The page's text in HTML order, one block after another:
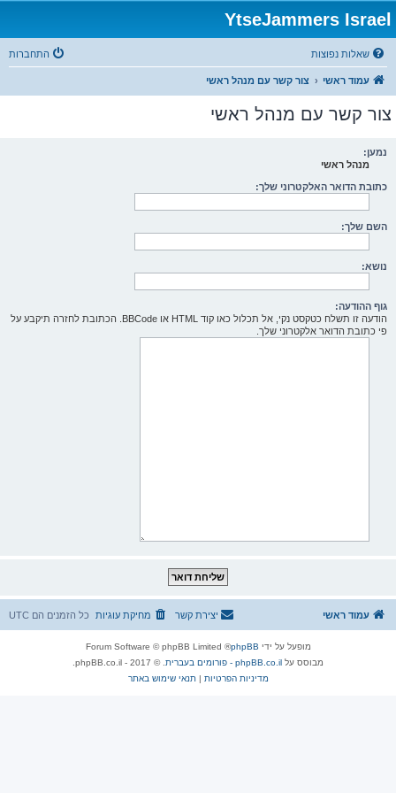
YtseJammers Israel
שאלות נפוצות התחברות
עמוד ראשי צור קשר עם מנהל ראשי
צור קשר עם מנהל ראשי
נמען:
מנהל ראשי
כתובת הדואר האלקטרוני שלך:
השם שלך:
נושא:
גוף ההודעה:
הודעה זו תשלח כטקסט נקי, אל תכלול כאו קוד HTML או BBCode. הכתובת לחזרה תיקבע על
פי כתובת הדואר אלקטרוני שלך.
עמוד ראשי כל הזמנים הם UTC מחיקת עוגיות יצירת קשר
מופעל על ידי phpBB
® Forum Software © phpBB Limited
מבוסס על phpBB.co.il - פורומים בעברית
. © 2017 - phpBB.co.il.
מדיניות הפרטיות |תנאי שימוש באתר